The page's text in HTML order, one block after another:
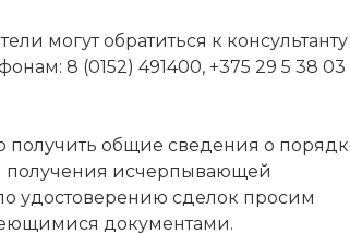
могут обратиться к консультанту
8 (0152) 491400, +375 29 5 38 03
общие сведения о
получения исчерпывающей
удостоверению сделок просим
документами.